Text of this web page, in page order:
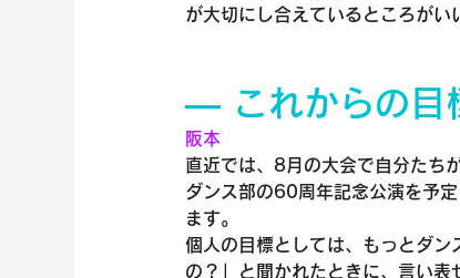
が大切にし合えているところがい
― これからの目
阪本
直近では、8月の大会で自分たち
ダンス部の60周年記念公演を予
ます。
個人の目標としては、もっとダ
の？」と聞かれたときに、言い